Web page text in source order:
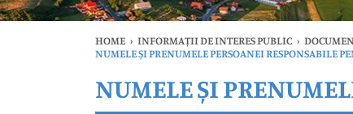
HOME › INFORMAȚII DE INTERES PUBLIC ›
NUMELE ȘI PRENUMELE PERSOANEI RESPONSABILE
NUMELE ȘI